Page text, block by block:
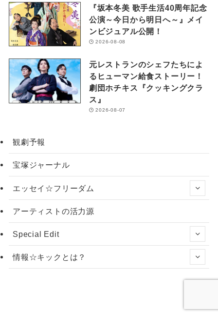
『坂本冬美 歌手生活40周年記念
公演～今日から明日へ～』メイ
ンビジュアル公開！
2026-08-08
元レストランのシェフたちによ
るヒューマン給食ストーリー！
劇団ホチキス『クッキングクラ
ス』
2026-08-07
観劇予報
宝塚ジャーナル
エッセイ☆フリーダム
アーティストの活力源
Special Edit
情報☆キックとは？